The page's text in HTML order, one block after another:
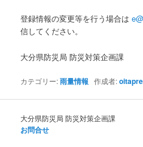
登録情報の変更等を行う場合は
信してください。
大分県防災局 防災対策企画課
カテゴリー:雨量情報 作成者:
大分県防災局 防災対策企画課
お問合せ